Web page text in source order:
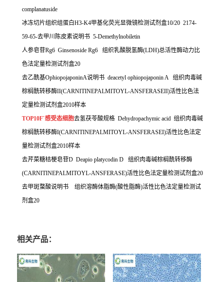
complanatuside
冰冻切片组织组蛋白H3-K4甲基化荧光显微镜检测试剂盒10/20 2174-
59-65-去甲川陈皮素说明书 5-Demethylnobiletin
人参皂苷Rg6 Ginsenoside Rg6 组织乳酸脱氢酶(LDH)总活性酶动力比
色法定量检测试剂盒20
去乙酰基OphiopojaponinA说明书 deacetyl ophiopojaponin A 组织肉毒碱
棕榈酰转移酶II(CARNITINEPALMITOYL-ANSFERASEII)活性比色法
定量检测试剂盒2010样本
TOP10F`感受态细胞去氢茯苓酸规格 Dehydropachymic acid 组织肉毒碱
棕榈酰转移酶I(CARNITINEPALMITOYL-ANSFERASEI)活性比色法定
量检测试剂盒2010样本
去芹菜糖桔梗皂苷D Deapio platycodin D 组织肉毒碱棕榈酰转移酶
(CARNITINEPALMITOYL-ANSFERASE)活性比色法定量检测试剂盒20
去甲斑蝥酸说明书
组织溶酶体脂酶(酸性脂酶)活性比色法定量检测试
剂盒20
相关产品：